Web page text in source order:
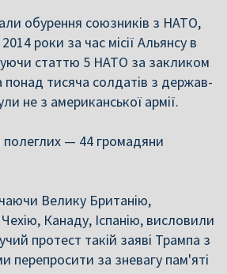
обурення союзників з НАТО,
роки за час місії Альянсу в
статтю 5 НАТО за закликом
тисяча солдатів з держав-
не з американської армії.
полеглих — 44 громадяни
Велику Британію,
Канаду, Іспанію, висловили
протест такій заяві Трампа з
перепросити за зневагу пам'яті